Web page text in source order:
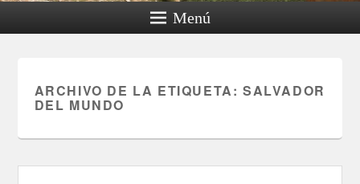
Menú
ARCHIVO DE LA ETIQUETA: SALVADOR
DEL MUNDO